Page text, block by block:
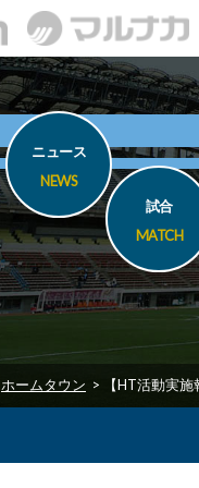
ニュース
NEWS
試合
MATCH
ホームタウン > 【HT活動実